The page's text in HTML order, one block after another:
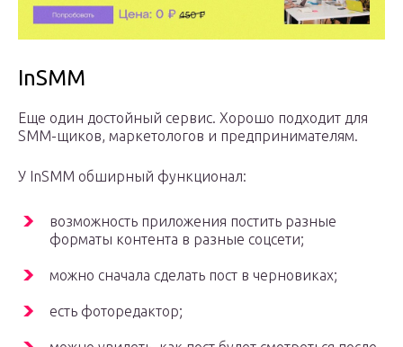
InSMM
Еще один достойный сервис. Хорошо подходит для
SMM-щиков, маркетологов и предпринимателям.
У InSMM обширный функционал:
возможность приложения постить разные
форматы контента в разные соцсети;
можно сначала сделать пост в черновиках;
есть фоторедактор;